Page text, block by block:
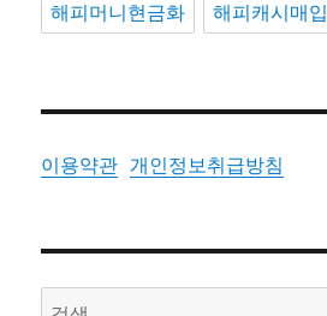
해피머니현금화 해피캐시매입
이용약관 개인정보취급방침
검